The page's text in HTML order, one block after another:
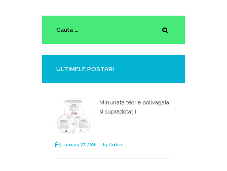
ULTIMELE POSTARI
Minunata teorie polivagala
si supradotații
January 27, 2026 byAndrei